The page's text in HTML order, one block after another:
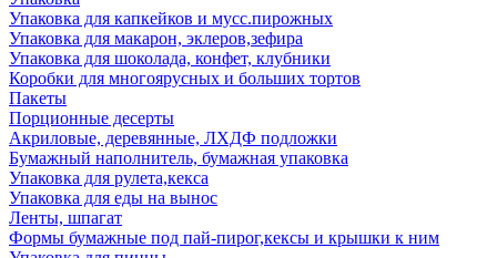
Упаковка для капкейков и мусс.пирожных
Упаковка для макарон, эклеров,зефира
Упаковка для шоколада, конфет, клубники
Коробки для многоярусных и больших тортов
Пакеты
Порционные десерты
Акриловые, деревянные, ЛХДФ подложки
Бумажный наполнитель, бумажная упаковка
Упаковка для рулета,кекса
Упаковка для еды на вынос
Ленты, шпагат
Формы бумажные под пай-пирог,кексы и крышки к ним